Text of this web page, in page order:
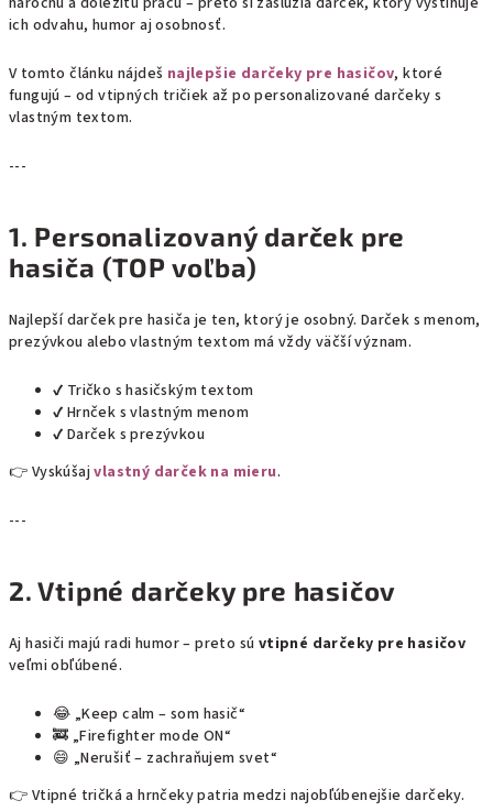
ich odvahu, humor aj osobnosť.
V tomto článku nájdeš najlepšie darčeky pre hasičov, ktoré
fungujú – od vtipných tričiek až po personalizované darčeky s
vlastným textom.
---
1. Personalizovaný darček pre
hasiča (TOP voľba)
Najlepší darček pre hasiča je ten, ktorý je osobný. Darček s menom,
prezývkou alebo vlastným textom má vždy väčší význam.
✔ Tričko s hasičským textom
✔ Hrnček s vlastným menom
✔ Darček s prezývkou
👉 Vyskúšajvlastný darček na mieru.
---
2. Vtipné darčeky pre hasičov
Aj hasiči majú radi humor – preto sú vtipné darčeky pre hasičov
veľmi obľúbené.
😂 „Keep calm – som hasič“
🚒 „Firefighter mode ON“
😄 „Nerušiť – zachraňujem svet“
👉 Vtipné tričká a hrnčeky patria medzi najobľúbenejšie darčeky.